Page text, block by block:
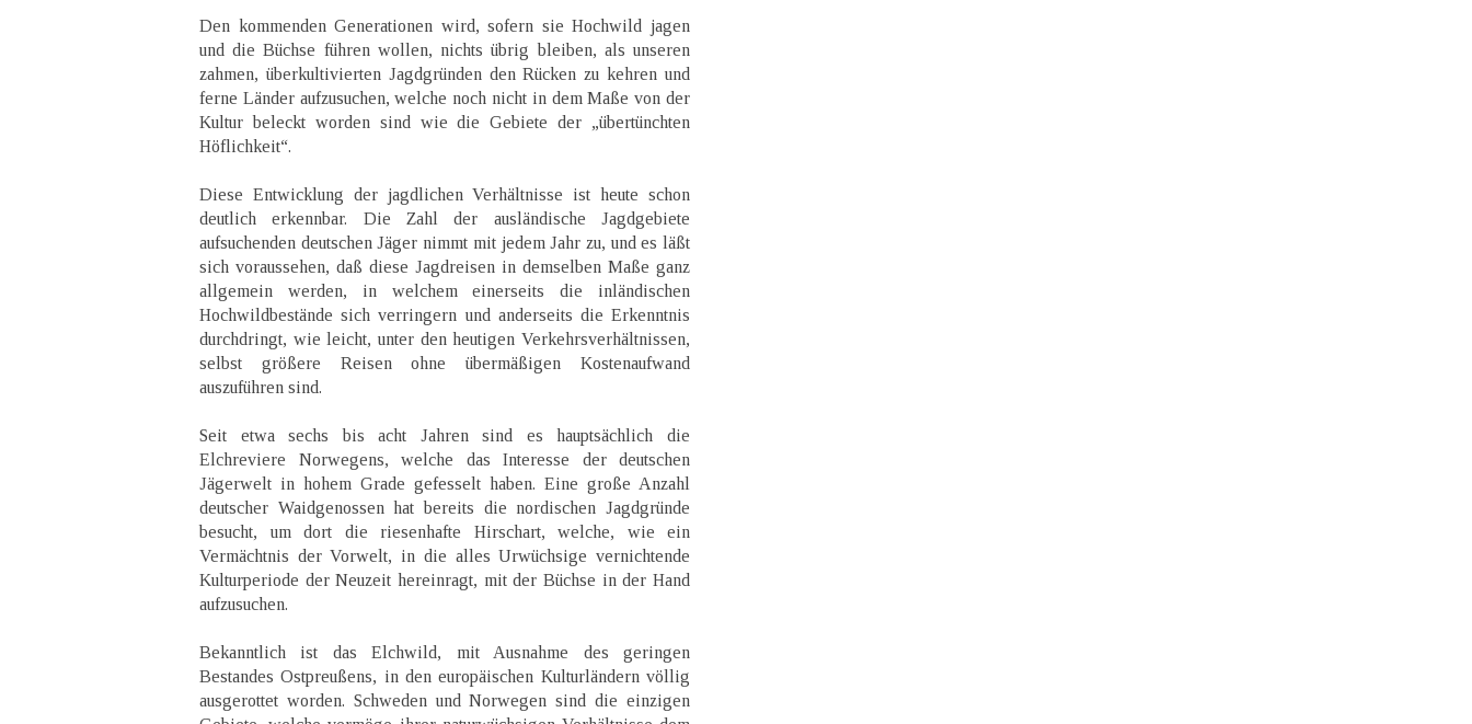
Den kommenden Generationen wird, sofern sie Hochwild jagen
und die Büchse führen wollen, nichts übrig bleiben, als unseren
zahmen, überkultivierten Jagdgründen den Rücken zu kehren und
ferne Länder aufzusuchen, welche noch nicht in dem Maße von der
Kultur beleckt worden sind wie die Gebiete der „übertünchten
Höflichkeit“.
Diese Entwicklung der jagdlichen Verhältnisse ist heute schon
deutlich erkennbar. Die Zahl der ausländische Jagdgebiete
aufsuchenden deutschen Jäger nimmt mit jedem Jahr zu, und es läßt
sich voraussehen, daß diese Jagdreisen in demselben Maße ganz
allgemein werden, in welchem einerseits die inländischen
Hochwildbestände sich verringern und anderseits die Erkenntnis
durchdringt, wie leicht, unter den heutigen Verkehrsverhältnissen,
selbst größere Reisen ohne übermäßigen Kostenaufwand
auszuführen sind.
Seit etwa sechs bis acht Jahren sind es hauptsächlich die
Elchreviere Norwegens, welche das Interesse der deutschen
Jägerwelt in hohem Grade gefesselt haben. Eine große Anzahl
deutscher Waidgenossen hat bereits die nordischen Jagdgründe
besucht, um dort die riesenhafte Hirschart, welche, wie ein
Vermächtnis der Vorwelt, in die alles Urwüchsige vernichtende
Kulturperiode der Neuzeit hereinragt, mit der Büchse in der Hand
aufzusuchen.
Bekanntlich ist das Elchwild, mit Ausnahme des geringen
Bestandes Ostpreußens, in den europäischen Kulturländern völlig
ausgerottet worden. Schweden und Norwegen sind die einzigen